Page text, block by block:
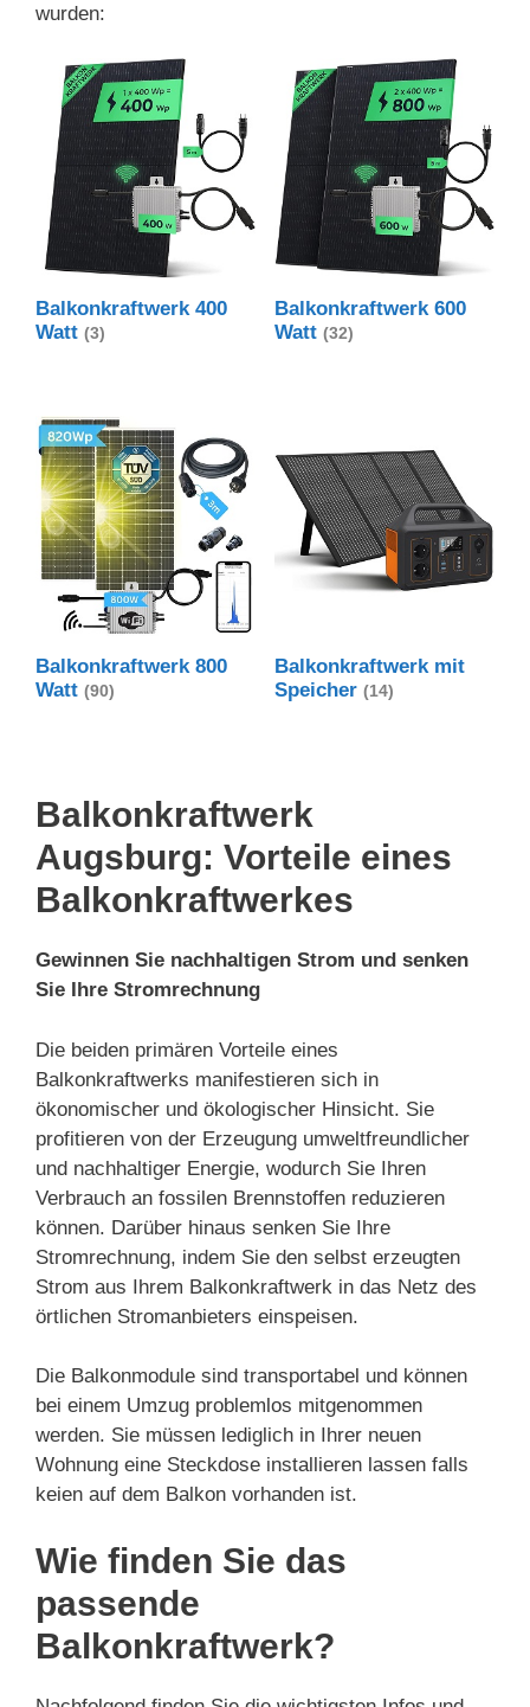
wurden:
Balkonkraftwerk 400
Watt (3)
Balkonkraftwerk 600
Watt (32)
Balkonkraftwerk 800
Watt (90)
Balkonkraftwerk mit
Speicher (14)
Balkonkraftwerk
Augsburg: Vorteile eines
Balkonkraftwerkes
Gewinnen Sie nachhaltigen Strom und senken
Sie Ihre Stromrechnung
Die beiden primären Vorteile eines
Balkonkraftwerks manifestieren sich in
ökonomischer und ökologischer Hinsicht. Sie
profitieren von der Erzeugung umweltfreundlicher
und nachhaltiger Energie, wodurch Sie Ihren
Verbrauch an fossilen Brennstoffen reduzieren
können. Darüber hinaus senken Sie Ihre
Stromrechnung, indem Sie den selbst erzeugten
Strom aus Ihrem Balkonkraftwerk in das Netz des
örtlichen Stromanbieters einspeisen.
Die Balkonmodule sind transportabel und können
bei einem Umzug problemlos mitgenommen
werden. Sie müssen lediglich in Ihrer neuen
Wohnung eine Steckdose installieren lassen falls
keien auf dem Balkon vorhanden ist.
Wie finden Sie das
passende
Balkonkraftwerk?